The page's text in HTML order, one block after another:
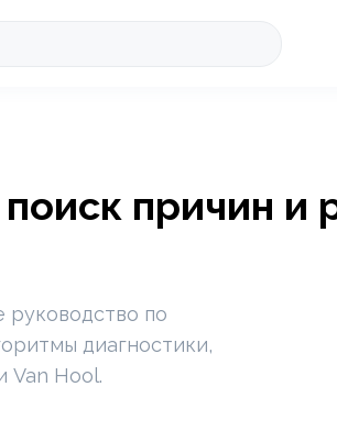
причин и
руководство по
диагностики,
Van Hool.